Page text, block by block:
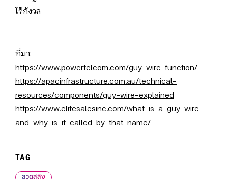
ไร้กังวล
ที่มา:
https://www.powertelcom.com/guy-wire-function/
https://apacinfrastructure.com.au/technical-
resources/components/guy-wire-explained
https://www.elitesalesinc.com/what-is-a-guy-wire-
and-why-is-it-called-by-that-name/
TAG
ลวดสลิง